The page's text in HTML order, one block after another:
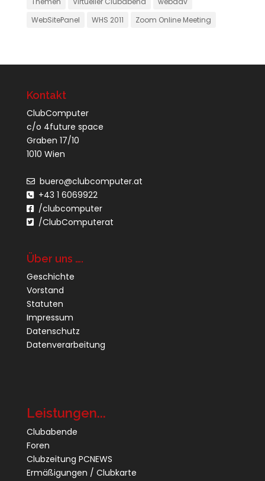
WebSitePanel
WHS 2011 Zoom Online Meeting
Kontakt
ClubComputer
c/o 4future space
Graben 17/10
1010 Wien
buero@clubcomputer.at
+43 1 6069922
/clubcomputer
/ClubComputerat
Über uns ….
Geschichte
Vorstand
Statuten
Impressum
Datenschutz
Datenverarbeitung
Leistungen...
Clubabende
Foren
Clubzeitung PCNEWS
Ermäßigungen / Clubkarte